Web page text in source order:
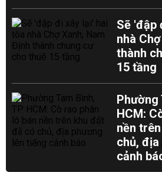
Sẽ 'đập
nhà
thành
15 tầng
Phường
HCM:
nền
chủ,
cảnh